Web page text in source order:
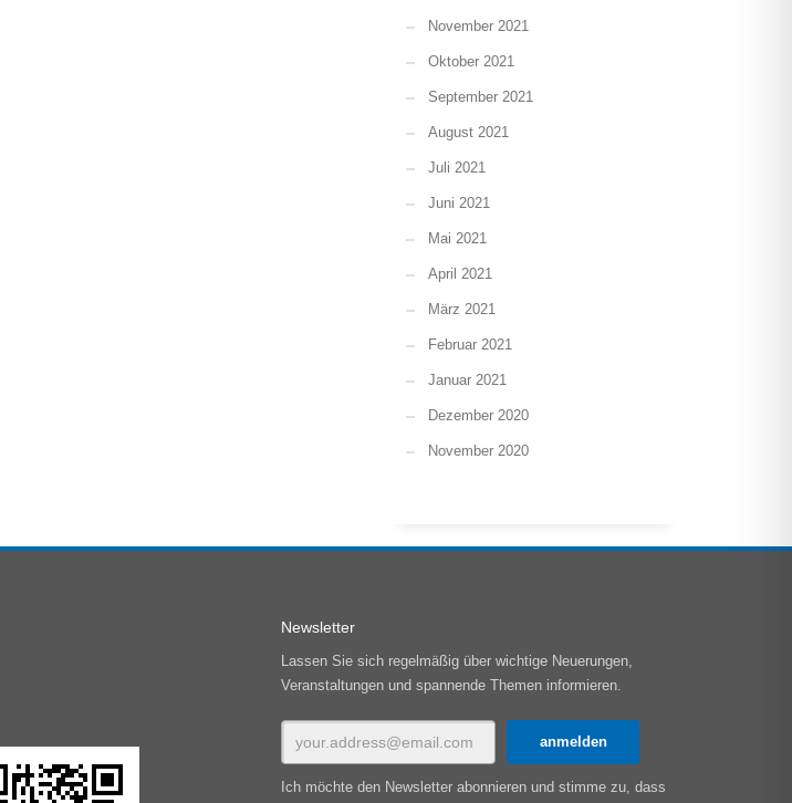
November 2021
Oktober 2021
September 2021
August 2021
Juli 2021
Juni 2021
Mai 2021
April 2021
März 2021
Februar 2021
Januar 2021
Dezember 2020
November 2020
Newsletter
Lassen Sie sich regelmäßig über wichtige Neuerungen,
Veranstaltungen und spannende Themen informieren.
Ich möchte den Newsletter abonnieren und stimme zu, dass